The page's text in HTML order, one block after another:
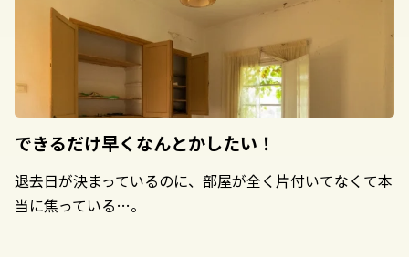
できるだけ早くなんとかしたい！
退去日が決まっているのに、部屋が全く片付いてなくて本
当に焦っている…。